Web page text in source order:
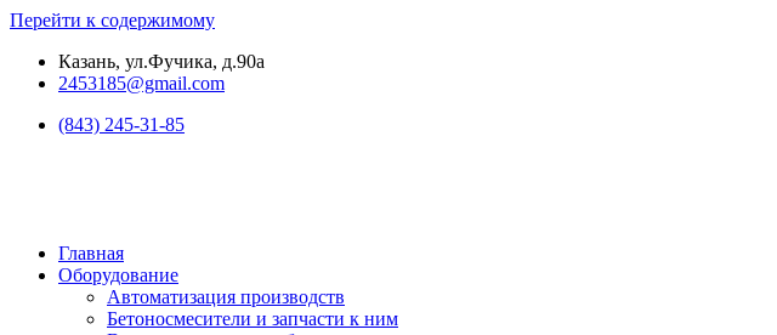
Перейти к содержимому
Казань, ул.Фучика, д.90а
2453185@gmail.com
(843) 245-31-85
Главная
Оборудование
Автоматизация производств
Бетоносмесители и запчасти к ним